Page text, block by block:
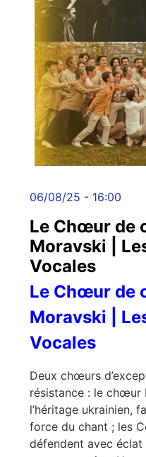
06/08/25 - 16:00
Le Chœur de
Moravski |
Vocales
Le Chœur de
Moravski |
Vocales
Deux chœurs
résistance : le chœur
l’héritage ukrainien,
force du chant ; les
défendent avec